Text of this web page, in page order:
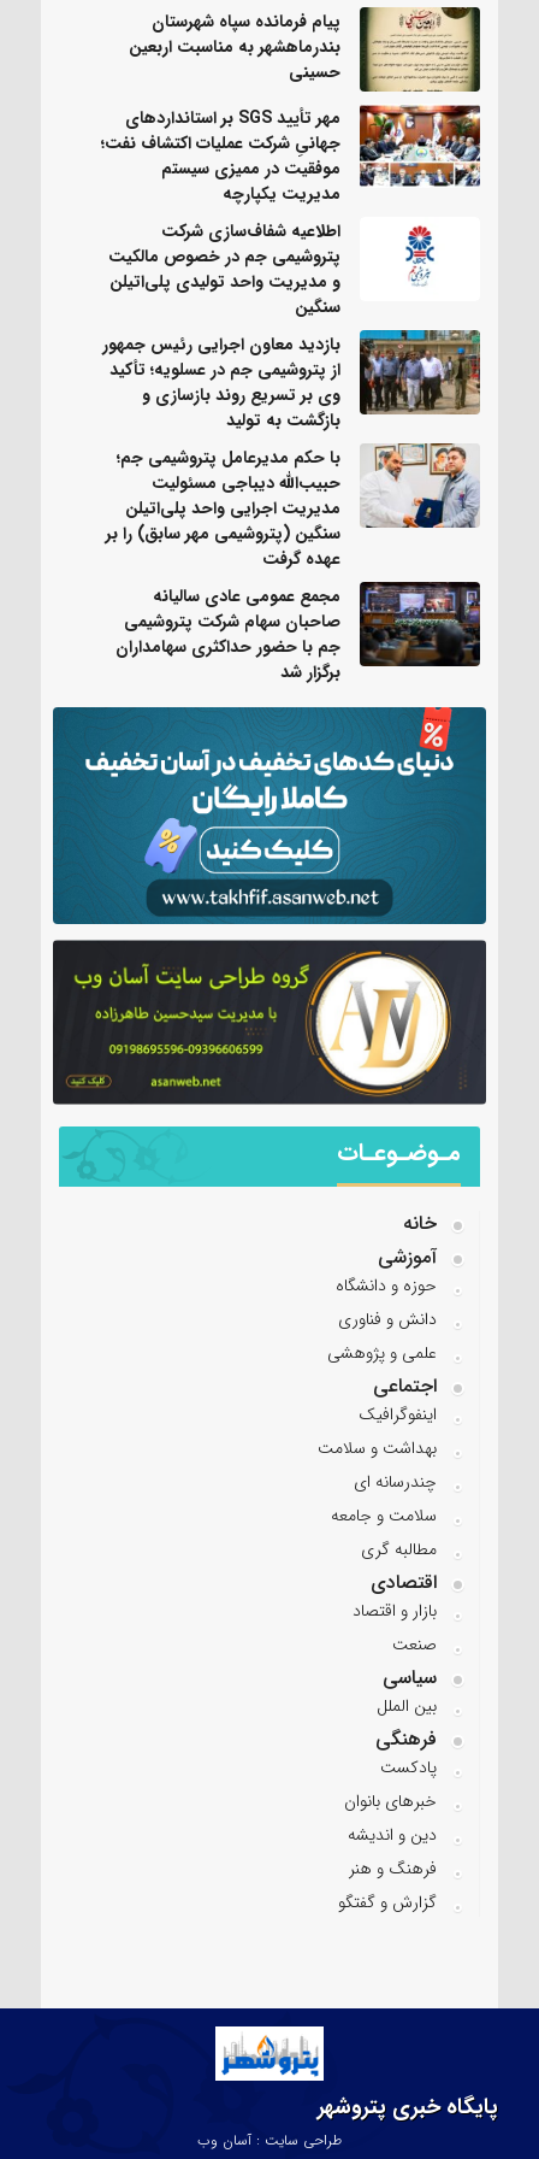
پیام فرمانده سپاه شهرستان
بندرماهشهر به مناسبت اربعین
حسینی
مهر تأیید SGS بر استانداردهای
جهانیِ شرکت عملیات اکتشاف نفت؛
موفقیت در ممیزی سیستم
مدیریت یکپارچه
اطلاعیه شفاف‌سازی شرکت
پتروشیمی جم در خصوص مالکیت
و مدیریت واحد تولیدی پلی‌اتیلن
سنگین
بازدید معاون اجرایی رئیس جمهور
از پتروشیمی جم در عسلویه؛ تأکید
وی بر تسریع روند بازسازی و
بازگشت به تولید
با حکم مدیرعامل پتروشیمی جم؛
حبیب‌الله دیباجی مسئولیت
مدیریت اجرایی واحد پلی‌اتیلن
سنگین (پتروشیمی مهر سابق) را بر
عهده گرفت
مجمع عمومی عادی سالیانه
صاحبان سهام شرکت پتروشیمی
جم با حضور حداکثری سهامداران
برگزار شد
مـوضـوعـات
خانه
آموزشی
حوزه و دانشگاه
دانش و فناوری
علمی و پژوهشی
اجتماعی
اینفوگرافیک
بهداشت و سلامت
چندرسانه ای
سلامت و جامعه
مطالبه گری
اقتصادی
بازار و اقتصاد
صنعت
سیاسی
بین الملل
فرهنگی
پادکست
خبرهای بانوان
دین و اندیشه
فرهنگ و هنر
گزارش و گفتگو
پایگاه خبری پتروشهر
طراحی سایت : آسان وب